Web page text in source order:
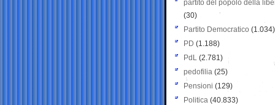
partito del popolo della
(30)
Partito Democratico (1.034)
PD (1.188)
PdL (2.781)
pedofilia (25)
Pensioni (129)
Politica (40.833)